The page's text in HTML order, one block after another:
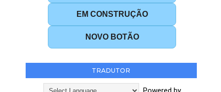
EM CONSTRUÇÃO
NOVO BOTÃO
TRADUTOR